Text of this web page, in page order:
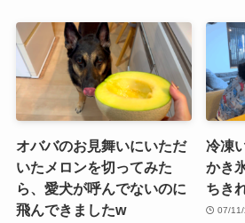
オババのお見舞いにいただ
いたメロンを切ってみた
ら、愛犬が呼んでないのに
飛んできましたw
冷凍
かき
ちき
07/